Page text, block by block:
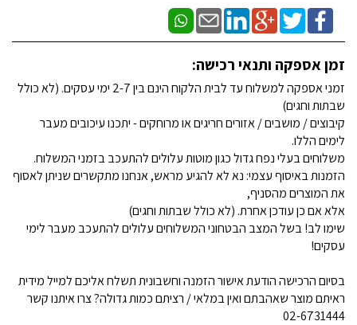
זמן אספקה ותנאי רכישה:
זמני אספקה למשלוח עד לבית הלקוח הינם בין 2-7 ימי עסקים. (לא כולל
שבתות וחגים)
קיבוצים / מושבים / אזורים חריגים או מרוחקים - יתכנו עיכובים מעבר
לימים הללו.
משלוחים בעלי נפח גדול כגון מוטות עלולים להתעכב בזמני המשלוח.
הזמנות באיסוף עצמי: נא לא להגיע מראש, אנחנו מתקשרים שניתן לאסוף
את המוצרים מהסניף,
אלא אם כן עודכן אחרת. (לא כולל שבתות וחגים)
שימו לב! בשל המצב הבטחוני המשלוחים עלולים להתעכב מעבר לימי
עסקים!
בסיום הרכישה הודעת אישור הזמנה וחשבונית תשלח אליכם למייל מידית
ראיתם מוצר שאהבתם ואין במלאי / רציתם כמות גדולה? צרו איתנו קשר
02-6731444